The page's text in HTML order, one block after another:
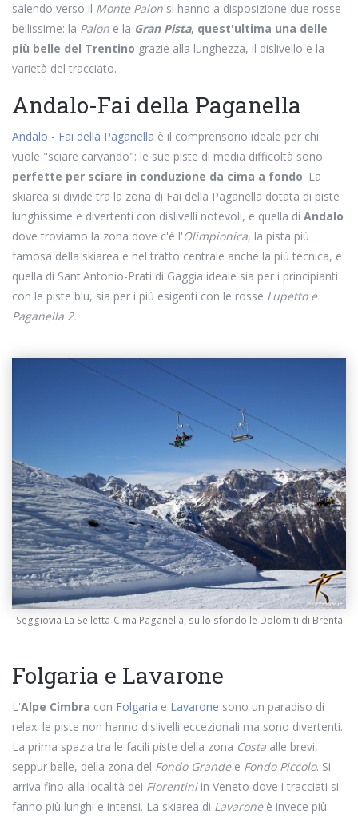
salendo verso il Monte Palon si hanno a disposizione due rosse
bellissime: la Palon e la Gran Pista, quest'ultima una delle
più belle del Trentino grazie alla lunghezza, il dislivello e la
varietà del tracciato.
Andalo-Fai della Paganella
Andalo - Fai della Paganella è il comprensorio ideale per chi
vuole "sciare carvando": le sue piste di media difficoltà sono
perfette per sciare in conduzione da cima a fondo. La
skiarea si divide tra la zona di Fai della Paganella dotata di piste
lunghissime e divertenti con dislivelli notevoli, e quella di Andalo
dove troviamo la zona dove c'è l'Olimpionica, la pista più
famosa della skiarea e nel tratto centrale anche la più tecnica, e
quella di Sant'Antonio-Prati di Gaggia ideale sia per i principianti
con le piste blu, sia per i più esigenti con le rosse Lupetto e
Paganella 2.
Seggiovia La Selletta-Cima Paganella, sullo sfondo le Dolomiti di Brenta
Folgaria e Lavarone
L'Alpe Cimbra con Folgaria e Lavarone sono un paradiso di
relax: le piste non hanno dislivelli eccezionali ma sono divertenti.
La prima spazia tra le facili piste della zona Costa alle brevi,
seppur belle, della zona del Fondo Grande e Fondo Piccolo. Si
arriva fino alla località dei Fiorentiniin Veneto dove i tracciati si
fanno più lunghi e intensi. La skiarea di Lavaroneè invece più